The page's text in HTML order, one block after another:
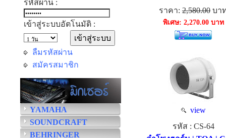
รหัสผ่าน :
เข้าสู่ระบบอัตโนมัติ :
ลืมรหัสผ่าน
สมัครสมาชิก
YAMAHA
SOUNDCRAFT
BEHRINGER
ราคา: 2,580.00 บา
พิเศษ: 2,270.00 บาท
view
รหัส : CS-64